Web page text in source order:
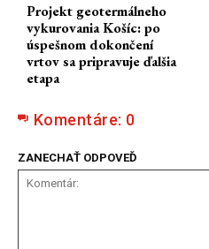
Projekt geotermálneho
vykurovania Košíc: po
úspešnom dokončení
vrtov sa pripravuje ďalšia
etapa
Komentáre: 0
ZANECHAŤ ODPOVEĎ